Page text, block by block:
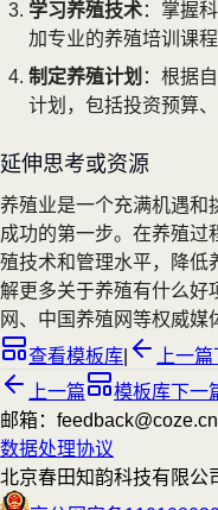
学习养殖技术：掌握
加专业的养殖培训课
制定养殖计划 ：根据
计划，包括投资预算
延伸思考或资源
养殖业是一个充满机遇和
成功的第一步。在养殖过
殖技术和管理水平，降低
解更多关于养殖有什么好
网、中国养殖网等权威媒
查看模板库
上一篇
上一篇
模板库下一
邮箱：feedback@coze.cn
数据处理协议
北京春田知韵科技有限公